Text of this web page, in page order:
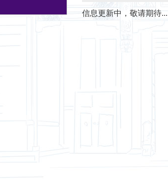
信息更新中，敬请期待...